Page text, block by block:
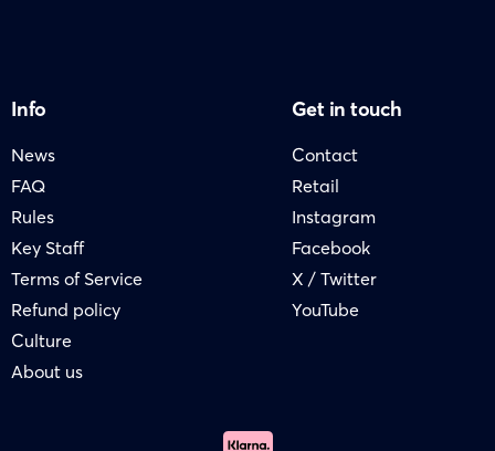
Info
News
FAQ
Rules
Key Staff
Terms of Service
Refund policy
Culture
About us
Get in touch
Contact
Retail
Instagram
Facebook
X / Twitter
YouTube